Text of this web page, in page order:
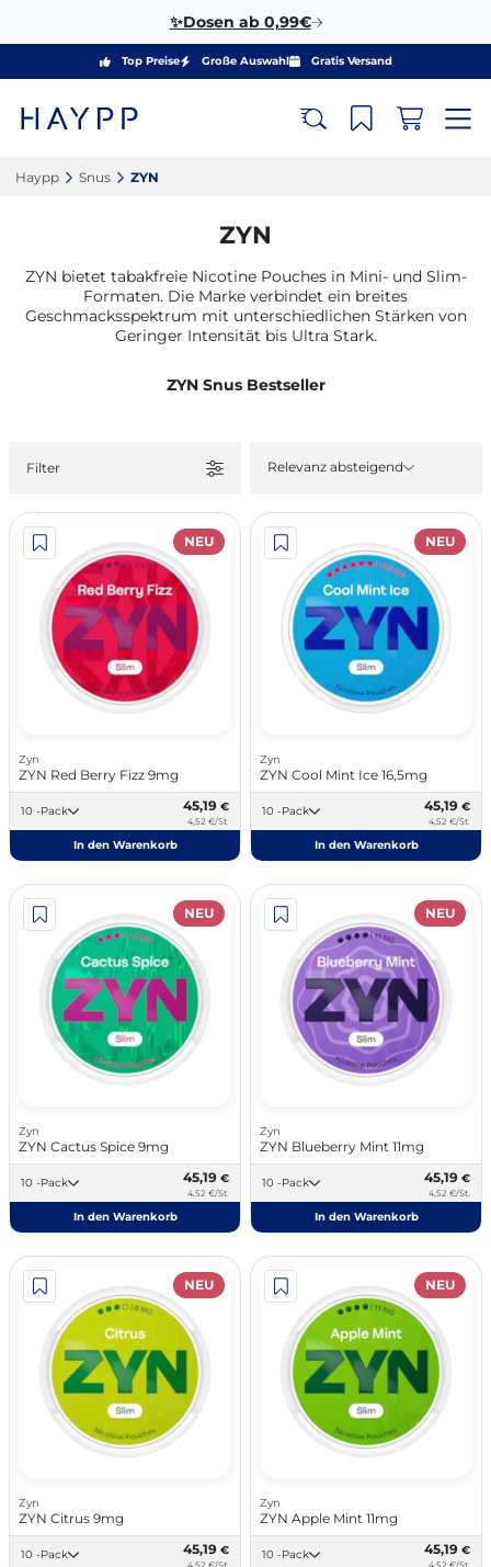
✨Dosen ab 0,99€
Top Preise Große Auswahl Gratis Versand
Haypp‎ Snus‎ ZYN‎
ZYN
ZYN bietet tabakfreie Nicotine Pouches in Mini- und Slim-
Formaten. Die Marke verbindet ein breites
Geschmacksspektrum mit unterschiedlichen Stärken von
Geringer Intensität bis Ultra Stark.
ZYN Snus Bestseller
Filter Relevanz absteigend
NEU
Zyn
ZYN Red Berry Fizz 9mg
10 -Pack 45,19 €
4,52 €/St.
In den Warenkorb
NEU
Zyn
ZYN Cool Mint Ice 16,5mg
10 -Pack 45,19 €
4,52 €/St.
In den Warenkorb
NEU
Zyn
ZYN Cactus Spice 9mg
10 -Pack 45,19 €
4,52 €/St.
In den Warenkorb
NEU
Zyn
ZYN Blueberry Mint 11mg
10 -Pack 45,19 €
4,52 €/St.
In den Warenkorb
NEU
Zyn
ZYN Citrus 9mg
10 -Pack 45,19 €
4,52 €/St.
NEU
Zyn
ZYN Apple Mint 11mg
10 -Pack 45,19 €
4,52 €/St.